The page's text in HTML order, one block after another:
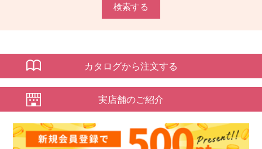
検索する
カタログから注文する
実店舗のご紹介